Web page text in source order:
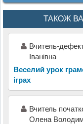
ТАКОЖ
Вчитель-
Іванівна
Веселий урок
іграх
Вчитель
Олена